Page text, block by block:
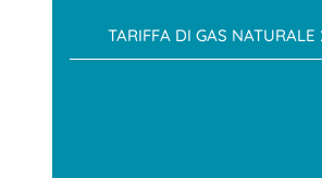
TARIFFA DI GAS NATURALE